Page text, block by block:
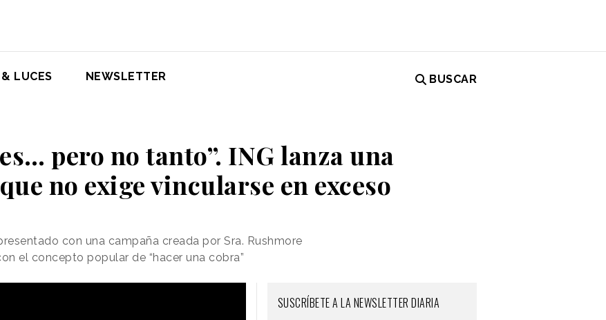
LUCES NEWSLETTER BUSCAR
pero no tanto”. ING lanza una
no exige vincularse en exceso
con una campaña creada por Sra. Rushmore
el concepto popular de “hacer una cobra”
SUSCRÍBETE A LA NEWSLETTER DIARIA